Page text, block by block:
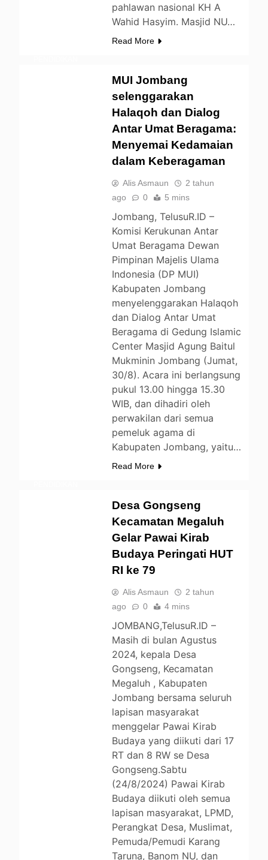
pahlawan nasional KH A
Wahid Hasyim. Masjid NU…
Read More
MUI Jombang
selenggarakan
Halaqoh dan Dialog
Antar Umat Beragama:
Menyemai Kedamaian
dalam Keberagaman
Alis Asmaun
2 tahun
ago
0 5 mins
Jombang, TelusuR.ID –
Komisi Kerukunan Antar
Umat Beragama Dewan
Pimpinan Majelis Ulama
Indonesia (DP MUI)
Kabupaten Jombang
menyelenggarakan Halaqoh
dan Dialog Antar Umat
Beragama di Gedung Islamic
Center Masjid Agung Baitul
Mukminin Jombang (Jumat,
30/8). Acara ini berlangsung
pukul 13.00 hingga 15.30
WIB, dan dihadiri oleh
perwakilan dari semua
pemeluk agama di
Kabupaten Jombang, yaitu…
Read More
Desa Gongseng
Kecamatan Megaluh
Gelar Pawai Kirab
Budaya Peringati HUT
RI ke 79
Alis Asmaun
2 tahun
ago
0 4 mins
JOMBANG,TelusuR.ID –
Masih di bulan Agustus
2024, kepala Desa
Gongseng, Kecamatan
Megaluh , Kabupaten
Jombang bersama seluruh
lapisan masyarakat
menggelar Pawai Kirab
Budaya yang diikuti dari 17
RT dan 8 RW se Desa
Gongseng.Sabtu
(24/8/2024) Pawai Kirab
Budaya diikuti oleh semua
lapisan masyarakat, LPMD,
Perangkat Desa, Muslimat,
Pemuda/Pemudi Karang
Taruna, Banom NU, dan